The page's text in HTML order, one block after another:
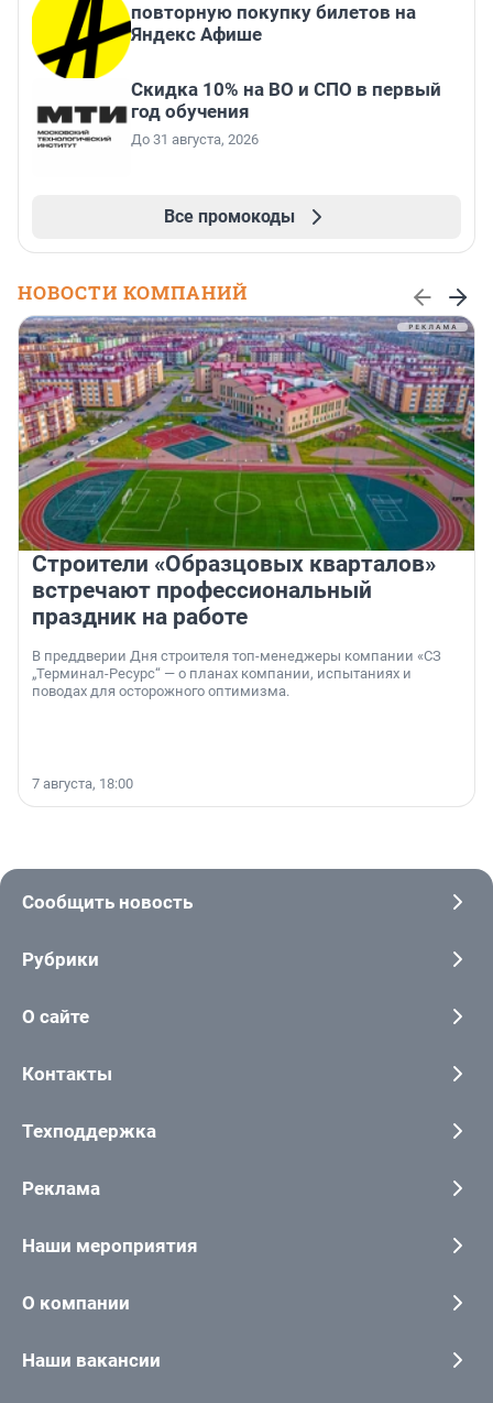
повторную покупку билетов на
Яндекс Афише
Скидка 10% на ВО и СПО в первый
год обучения
До 31 августа, 2026
Все промокоды
НОВОСТИ КОМПАНИЙ
Строители «Образцовых кварталов»
встречают профессиональный
праздник на работе
В преддверии Дня строителя топ-менеджеры компании «СЗ
„Терминал-Ресурс“ — о планах компании, испытаниях и
поводах для осторожного оптимизма.
7 августа, 18:00
Сообщить новость
Рубрики
О сайте
Контакты
Техподдержка
Реклама
Наши мероприятия
О компании
Наши вакансии